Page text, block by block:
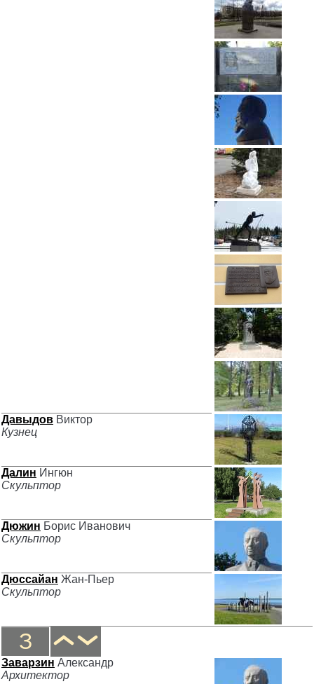
Давыдов Виктор
Кузнец
Далин Ингюн
Скульптор
Дюжин Борис Иванович
Скульптор
Дюссайан Жан-Пьер
Скульптор
З
Заварзин Александр
Архитектор